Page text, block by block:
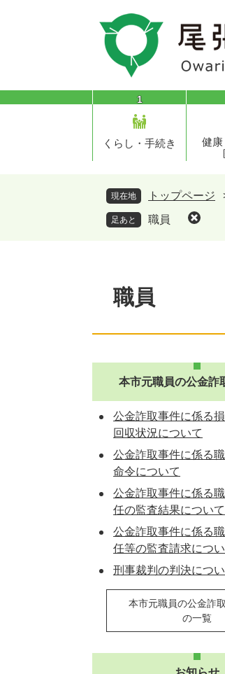
頭
飛
1
くらし・手続き
健康
現在地 トップページ
足あと 職員
職員
本市元職員の公金詐
公金詐取事件に係る
回収状況について
公金詐取事件に係る
命令について
公金詐取事件に係る
任の監査結果について
公金詐取事件に係る
任等の監査請求につ
刑事裁判の判決につ
本市元職員の公金詐
の一覧